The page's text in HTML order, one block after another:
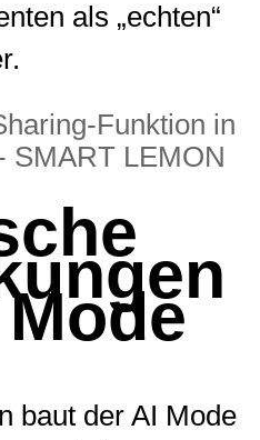
als „echten“
baut der AI Mode